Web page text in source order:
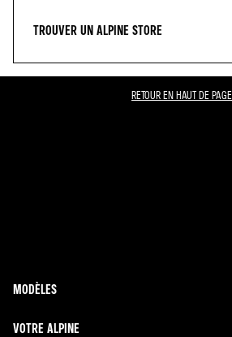
TROUVER UN ALPINE STORE
RETOUR EN HAUT DE PAGE
MODÈLES
VOTRE ALPINE